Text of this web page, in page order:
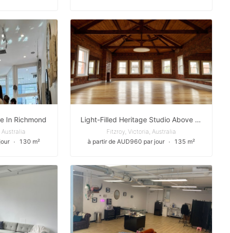
In Richmond
∙ 130 m²
Light-Filled Heritage Studio Above Brunswick Street, Fitzroy
Fitzroy, Victoria, Australia
à partir de AUD960 par jour
∙ 135 m²